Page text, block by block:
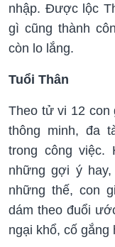
nhập. Được lộc
gì cũng thành
còn lo lắng.
Tuổi Thân
Theo tử vi 12 con
thông minh, đa
trong công việc.
những gợi ý
những thế, con
dám theo đuổi
ngại khổ, cố gắng